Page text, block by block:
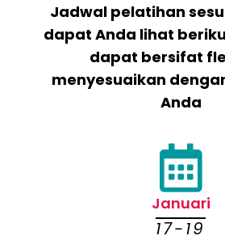
Jadwal pelatihan
dapat Anda lihat
dapat bersifat
menyesuaikan
Anda
Januari
17-19